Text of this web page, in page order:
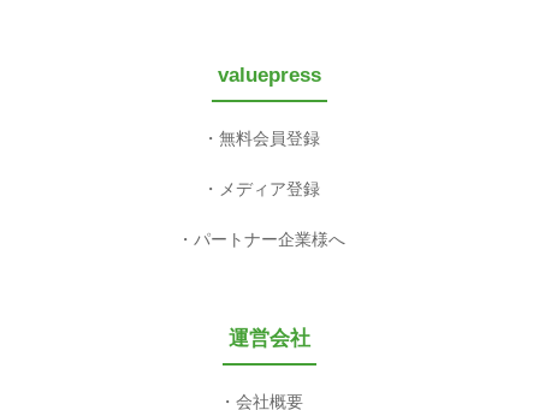
valuepress
無料会員登録
メディア登録
パートナー企業様へ
運営会社
会社概要